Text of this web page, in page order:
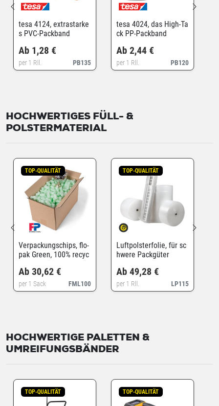
tesa 4124, extrastarke
s PVC-Packband
PB135
Ab 1,28 €
per 1 Rll.
tesa 4024, das High-Ta
ck PP-Packband
PB120
Ab 2,44 €
per 1 Rll.
HOCHWERTIGES FÜLL- &
POLSTERMATERIAL
TOP-QUALITÄT
Verpackungschips, flo-
pak Green, 100% recyc
FML100
Ab 30,62 €
per 1 Sack
TOP-QUALITÄT
Luftpolsterfolie, für sc
hwere Packgüter
LP115
Ab 49,28 €
per 1 Rll.
HOCHWERTIGE PALETTEN &
UMREIFUNGSBÄNDER
TOP-QUALITÄT TOP-QUALITÄT